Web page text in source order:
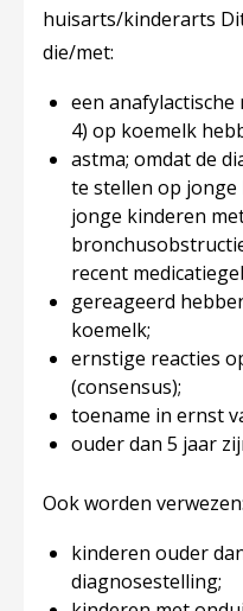
huisarts/kinderarts
die/met:
een
4) op koemelk
astma; omdat de
te stellen op
jonge kinderen
recent
gereageerd
koemelk;
ernstige reacties
(consensus);
toename in ernst
ouder dan 5 jaar
Ook worden verwezen:
kinderen ouder
diagnosestelling;